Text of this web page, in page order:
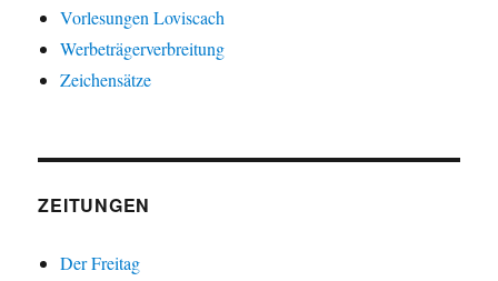
Vorlesungen Loviscach
Werbeträgerverbreitung
Zeichensätze
ZEITUNGEN
Der Freitag